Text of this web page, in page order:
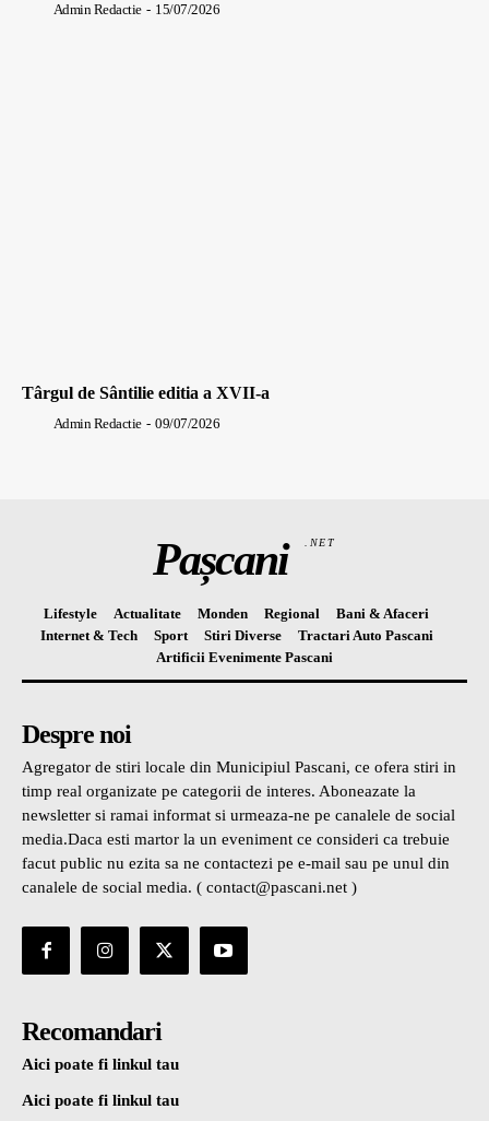
Admin Redactie - 15/07/2026
Târgul de Sântilie editia a XVII-a
Admin Redactie - 09/07/2026
Pașcani .NET
Lifestyle Actualitate Monden Regional
Bani & Afaceri
Internet & Tech
Sport Stiri Diverse
Tractari Auto Pascani
Artificii Evenimente Pascani
Despre noi
Agregator de stiri locale din Municipiul Pascani, ce ofera stiri in
timp real organizate pe categorii de interes. Aboneazate la
newsletter si ramai informat si urmeaza-ne pe canalele de social
media.Daca esti martor la un eveniment ce consideri ca trebuie
facut public nu ezita sa ne contactezi pe e-mail sau pe unul din
canalele de social media. ( contact@pascani.net )
Recomandari
Aici poate fi linkul tau
Aici poate fi linkul tau